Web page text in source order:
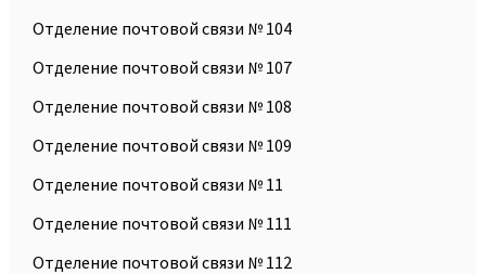
Отделение почтовой связи № 104
Отделение почтовой связи № 107
Отделение почтовой связи № 108
Отделение почтовой связи № 109
Отделение почтовой связи № 11
Отделение почтовой связи № 111
Отделение почтовой связи № 112